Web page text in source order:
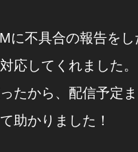
に不具合の報告を
応してくれました
たから、配信予定
助かりました！